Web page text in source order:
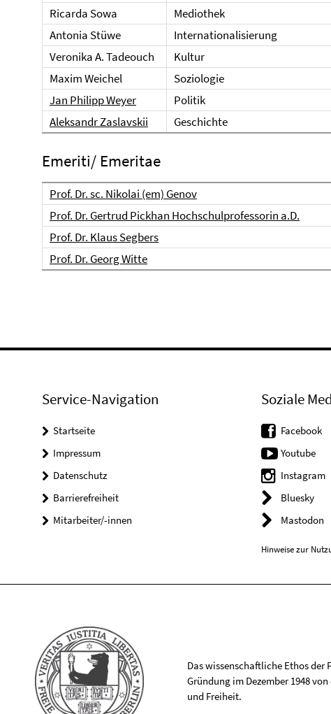
Ricarda Sowa
Mediothek
Antonia Stüwe
Internationalisierung
Veronika A. Tadeouch
Kultur
Maxim Weichel
Soziologie
Jan Philipp Weyer
Politik
Aleksandr Zaslavskii
Geschichte
Emeriti/ Emeritae
Prof. Dr. sc. Nikolai (em) Genov
Prof. Dr. Gertrud Pickhan Hochschulprofessorin a.D.
Prof. Dr. Klaus Segbers
Prof. Dr. Georg Witte
Service-Navigation
Startseite
Impressum
Datenschutz
Barrierefreiheit
Mitarbeiter/-innen
Soziale
Facebook
Youtube
Instagram
Bluesky
Mastodon
Hinweise zur
Das wissenschaftliche Ethos
Gründung im Dezember 1948
und Freiheit.